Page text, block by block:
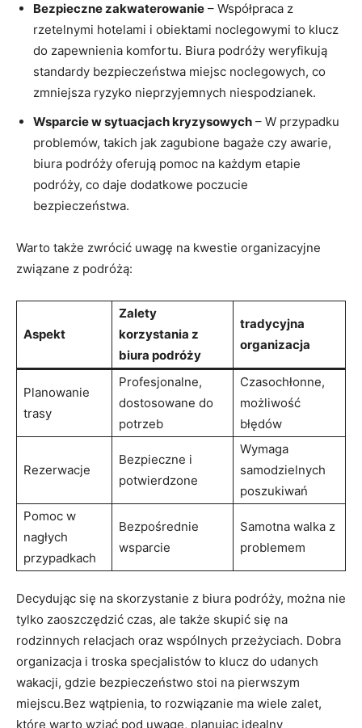
Bezpieczne zakwaterowanie – Współpraca ⁤z
rzetelnymi hotelami i obiektami noclegowymi to klucz
do zapewnienia komfortu. Biura podróży weryfikują
‍standardy bezpieczeństwa miejsc noclegowych, co
zmniejsza ryzyko nieprzyjemnych niespodzianek.
Wsparcie w sytuacjach kryzysowych – W przypadku
problemów, takich jak zagubione bagaże czy awarie,
biura podróży oferują pomoc ​na każdym‍ etapie
podróży, co daje dodatkowe​ poczucie
bezpieczeństwa.
Warto także⁢ zwrócić uwagę na kwestie organizacyjne
związane z podróżą:
Aspekt
Zalety
korzystania z‌
biura⁤ podróży
tradycyjna
organizacja
Planowanie
trasy
Profesjonalne,​
dostosowane do
⁢potrzeb
Czasochłonne,
‍możliwość
błędów
Rezerwacje
Bezpieczne i‌
potwierdzone
Wymaga
samodzielnych
poszukiwań
Pomoc w
nagłych
przypadkach
Bezpośrednie ​
wsparcie
Samotna walka z
problemem
Decydując ⁣się na skorzystanie z biura podróży, można nie
tylko zaoszczędzić ⁤czas,‍ ale także‍ skupić się na
rodzinnych relacjach oraz wspólnych⁢ przeżyciach. Dobra
organizacja i troska​ specjalistów to klucz do udanych
wakacji,⁣ gdzie bezpieczeństwo stoi ⁤na pierwszym
miejscu.Bez‌ wątpienia, to rozwiązanie ma wiele⁣ zalet,
które warto wziąć ⁤pod uwagę, planując idealny